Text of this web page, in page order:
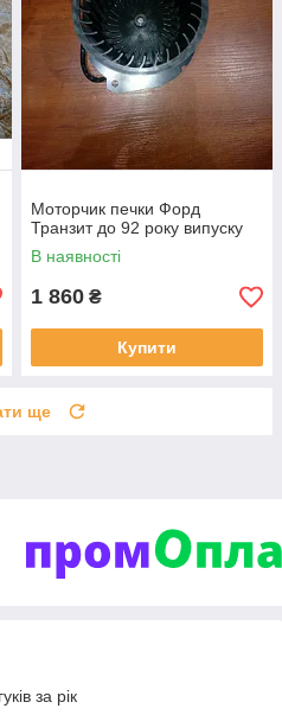
Моторчик печки Форд
Транзит до 92 року випуску
В наявності
1 860 ₴
Купити
ще
за рік